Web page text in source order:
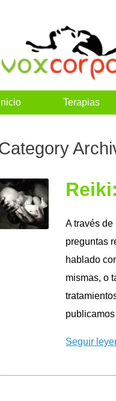
Inicio Terapias
A través
preguntas
hablado
mismas, o
Seguir